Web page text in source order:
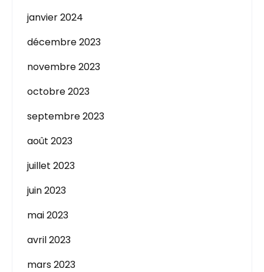
janvier 2024
décembre 2023
novembre 2023
octobre 2023
septembre 2023
août 2023
juillet 2023
juin 2023
mai 2023
avril 2023
mars 2023